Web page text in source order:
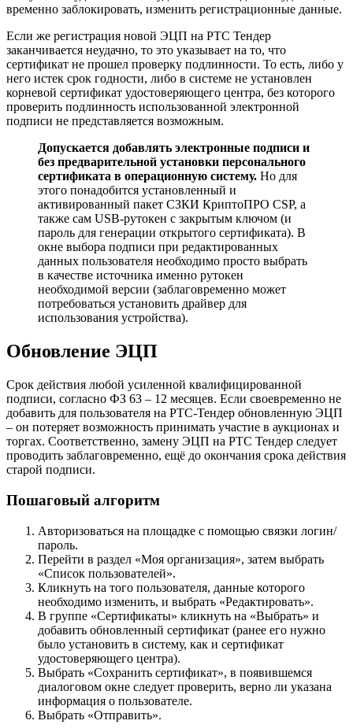
временно заблокировать, изменить регистрационные данные.
Если же регистрация новой ЭЦП на РТС Тендер
заканчивается неудачно, то это указывает на то, что
сертификат не прошел проверку подлинности. То есть, либо у
него истек срок годности, либо в системе не установлен
корневой сертификат удостоверяющего центра, без которого
проверить подлинность использованной электронной
подписи не представляется возможным.
Допускается добавлять электронные подписи и
без предварительной установки персонального
сертификата в операционную систему. Но для
этого понадобится установленный и
активированный пакет СЗКИ КриптоПРО CSP, а
также сам USB-рутокен с закрытым ключом (и
пароль для генерации открытого сертификата). В
окне выбора подписи при редактированных
данных пользователя необходимо просто выбрать
в качестве источника именно рутокен
необходимой версии (заблаговременно может
потребоваться установить драйвер для
использования устройства).
Обновление ЭЦП
Срок действия любой усиленной квалифицированной
подписи, согласно ФЗ 63 – 12 месяцев. Если своевременно не
добавить для пользователя на РТС-Тендер обновленную ЭЦП
– он потеряет возможность принимать участие в аукционах и
торгах. Соответственно, замену ЭЦП на РТС Тендер следует
проводить заблаговременно, ещё до окончания срока действия
старой подписи.
Пошаговый алгоритм
Авторизоваться на площадке с помощью связки логин/
пароль.
Перейти в раздел «Моя организация», затем выбрать
«Список пользователей».
Кликнуть на того пользователя, данные которого
необходимо изменить, и выбрать «Редактировать».
В группе «Сертификаты» кликнуть на «Выбрать» и
добавить обновленный сертификат (ранее его нужно
было установить в систему, как и сертификат
удостоверяющего центра).
Выбрать «Сохранить сертификат», в появившемся
диалоговом окне следует проверить, верно ли указана
информация о пользователе.
Выбрать «Отправить».